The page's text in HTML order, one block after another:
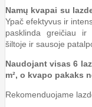
Namų kvapai su
Ypač efektyvus ir
pasklinda greičiau ir
šiltoje ir sausoje
Naudojant visas 6
m², o kvapo pakaks
Rekomenduojame